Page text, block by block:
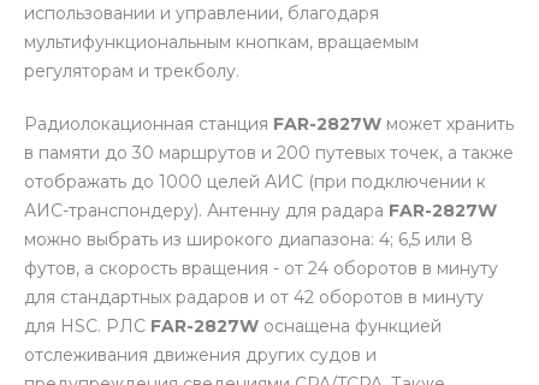
использовании и управлении, благодаря
мультифункциональным кнопкам, вращаемым
регуляторам и трекболу.
Радиолокационная станция FAR-2827W может хранить
в памяти до 30 маршрутов и 200 путевых точек, а также
отображать до 1000 целей АИС (при подключении к
АИС-транспондеру). Антенну для радара FAR-2827W
можно выбрать из широкого диапазона: 4; 6,5 или 8
футов, а скорость вращения - от 24 оборотов в минуту
для стандартных радаров и от 42 оборотов в минуту
для HSC. РЛС FAR-2827W оснащена функцией
отслеживания движения других судов и